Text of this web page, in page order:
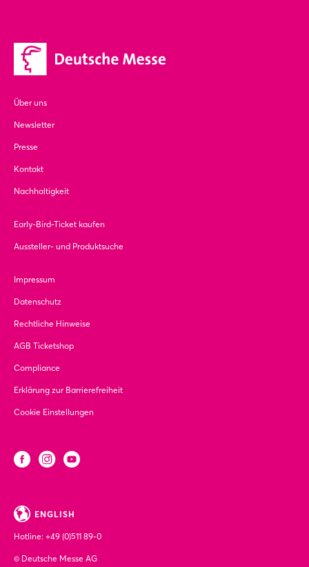
Über uns
Newsletter
Presse
Kontakt
Nachhaltigkeit
Early-Bird-Ticket kaufen
Aussteller- und Produktsuche
Impressum
Datenschutz
Rechtliche Hinweise
AGB Ticketshop
Compliance
Erklärung zur Barrierefreiheit
Cookie Einstellungen
ENGLISH
Hotline: +49 (0)511 89-0
© Deutsche Messe AG